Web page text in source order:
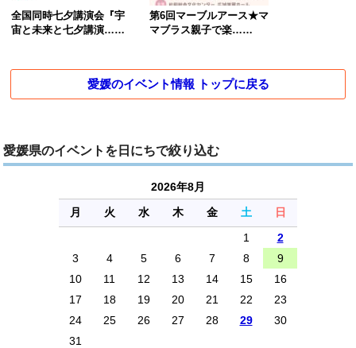
全国同時七夕講演会『宇
宙と未来と七夕講演……
第6回マーブルアース★マ
マブラス親子で楽……
愛媛のイベント情報 トップに戻る
愛媛県のイベントを日にちで絞り込む
2026年8月
月
火 水 木 金 土 日
1
2
3
4 5 6 7 8
9
10
11 12 13 14 15
16
17
18 19 20 21 22
23
24
25 26 27 28 29
30
31